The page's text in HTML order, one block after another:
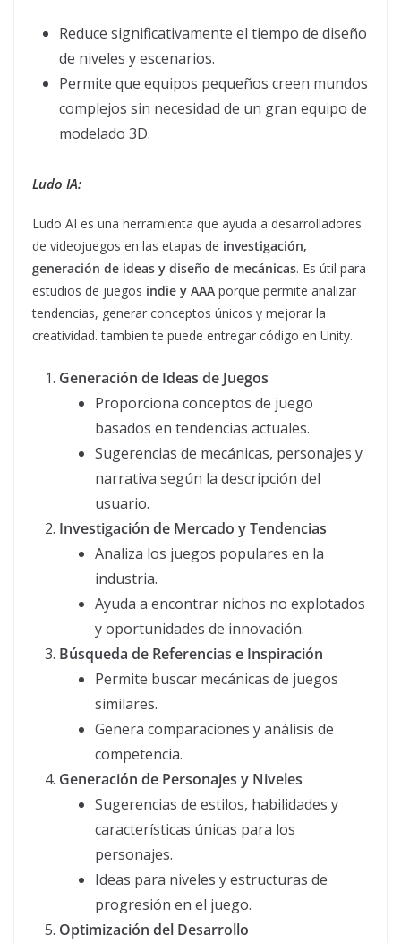
Reduce significativamente el tiempo de diseño
de niveles y escenarios.
Permite que equipos pequeños creen mundos
complejos sin necesidad de un gran equipo de
modelado 3D.
Ludo IA:
Ludo AI es una herramienta que ayuda a desarrolladores
de videojuegos en las etapas de investigación,
generación de ideas y diseño de mecánicas. Es útil para
estudios de juegos indie y AAA porque permite analizar
tendencias, generar conceptos únicos y mejorar la
creatividad. tambien te puede entregar código en Unity.
Generación de Ideas de Juegos
Proporciona conceptos de juego
basados en tendencias actuales.
Sugerencias de mecánicas, personajes y
narrativa según la descripción del
usuario.
Investigación de Mercado y Tendencias
Analiza los juegos populares en la
industria.
Ayuda a encontrar nichos no explotados
y oportunidades de innovación.
Búsqueda de Referencias e Inspiración
Permite buscar mecánicas de juegos
similares.
Genera comparaciones y análisis de
competencia.
Generación de Personajes y Niveles
Sugerencias de estilos, habilidades y
características únicas para los
personajes.
Ideas para niveles y estructuras de
progresión en el juego.
Optimización del Desarrollo